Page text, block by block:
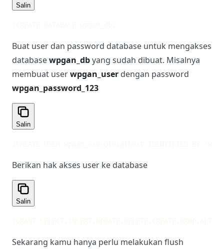
Salin
Buat user dan password database untuk mengakses
databasewpgan_dbyang sudah dibuat. Misalnya
membuat userwpgan_user dengan password
wpgan_password_123
Salin
Berikan hak akses user ke database
Salin
Sekarang kamu hanya perlu melakukan flush